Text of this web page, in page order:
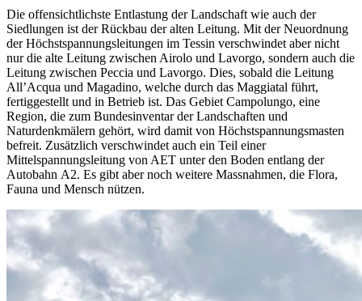
Die offensichtlichste Entlastung der Landschaft wie auch der
Siedlungen ist der Rückbau der alten Leitung. Mit der Neuordnung
der Höchstspannungsleitungen im Tessin verschwindet aber nicht
nur die alte Leitung zwischen Airolo und Lavorgo, sondern auch die
Leitung zwischen Peccia und Lavorgo. Dies, sobald die Leitung
All’Acqua und Magadino, welche durch das Maggiatal führt,
fertiggestellt und in Betrieb ist. Das Gebiet Campolungo, eine
Region, die zum Bundesinventar der Landschaften und
Naturdenkmälern gehört, wird damit von Höchstspannungsmasten
befreit. Zusätzlich verschwindet auch ein Teil einer
Mittelspannungsleitung von AET unter den Boden entlang der
Autobahn A2. Es gibt aber noch weitere Massnahmen, die Flora,
Fauna und Mensch nützen.